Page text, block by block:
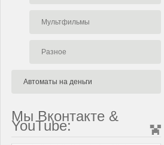
Мультфильмы
Разное
Автоматы на деньги
Мы Вконтакте &
YouTube: